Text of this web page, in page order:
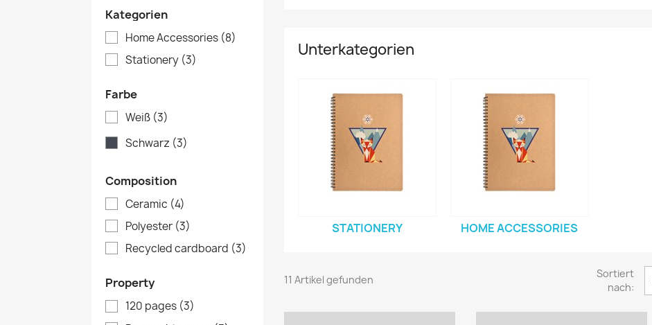
Kategorien
Home Accessories (8)
Stationery (3)
Farbe
Weiß (3)
Schwarz (3)
Composition
Ceramic (4)
Polyester (3)
Recycled cardboard (3)
Property
120 pages (3)
Unterkategorien
STATIONERY HOME ACCESSORIES
11 Artikel gefunden
Sortiert
nach: